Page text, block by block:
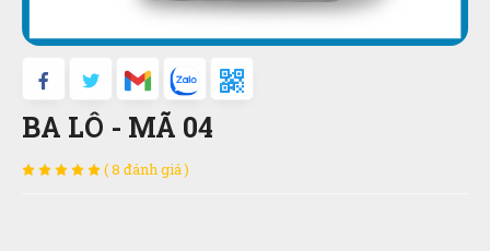
BA LÔ - MÃ 04
( 8 đánh giá )